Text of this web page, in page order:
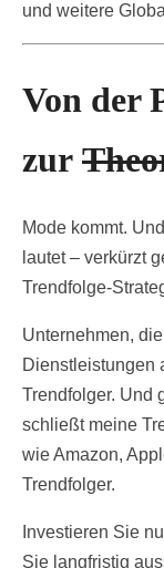
und weitere
Von der
zur
Mode kommt.
lautet – verkürzt
Trendfolge-
Unternehmen,
Dienstleistungen
Trendfolger. Und
schließt meine
wie Amazon,
Trendfolger.
Investieren Sie
Sie langfristig